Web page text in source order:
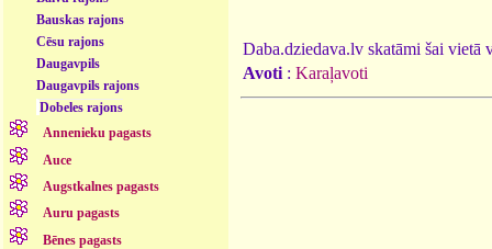
Bauskas rajons
Cēsu rajons
Daugavpils
Daugavpils rajons
Dobeles rajons
Annenieku pagasts
Auce
Augstkalnes pagasts
Auru pagasts
Bēnes pagasts
Daba.dziedava.lv skatāmi šai vietā
Avoti : Karaļavoti